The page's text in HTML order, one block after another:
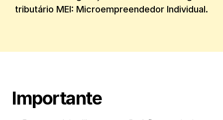
tributário MEI: Microempreendedor Individual.
Importante